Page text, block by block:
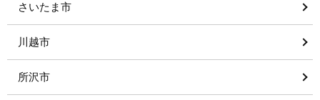
さいたま市
川越市
所沢市